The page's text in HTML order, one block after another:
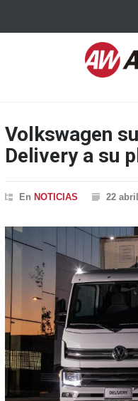
Volkswagen
Delivery a su
En NOTICIAS 22